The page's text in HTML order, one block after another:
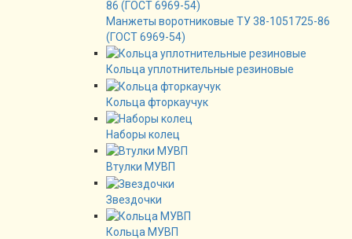
Манжеты воротниковые ТУ 38-1051725-86
(ГОСТ 6969-54)
Кольца уплотнительные резиновые
Кольца фторкаучук
Наборы колец
Втулки МУВП
Звездочки
Кольца МУВП